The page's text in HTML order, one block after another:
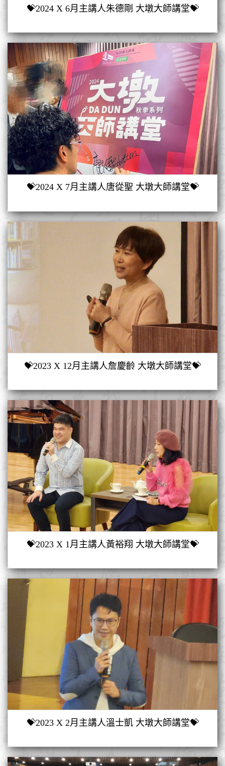
💝2024 X 6月主講人朱德剛 大墩大師講堂💝
💝2024 X 7月主講人唐從聖 大墩大師講堂💝
💝2023 X 12月主講人詹慶齡 大墩大師講堂💝
💝2023 X 1月主講人黃裕翔 大墩大師講堂💝
💝2023 X 2月主講人溫士凱 大墩大師講堂💝